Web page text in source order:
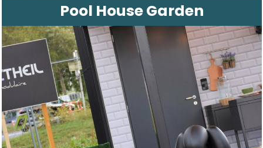
Pool House Garden